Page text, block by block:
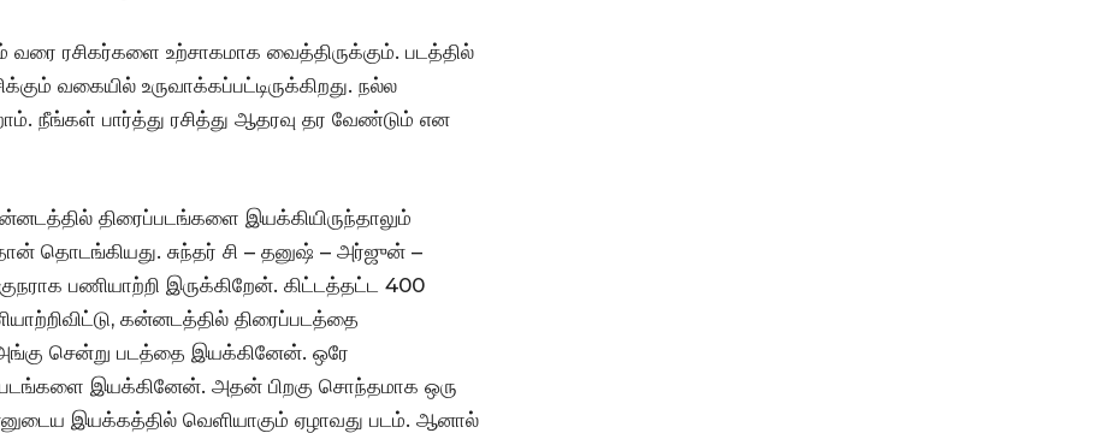
வரை ரசிகர்களை உற்சாகமாக வைத்திருக்கும். படத்தில்
வகையில் உருவாக்கப்பட்டிருக்கிறது. நல்ல
நீங்கள் பார்த்து ரசித்து ஆதரவு தர வேண்டும் என
திரைப்படங்களை இயக்கியிருந்தாலும்
தொடங்கியது. சுந்தர் சி – தனுஷ் – அர்ஜுன் –
பணியாற்றி இருக்கிறேன். கிட்டத்தட்ட 400
கன்னடத்தில் திரைப்படத்தை
சென்று படத்தை இயக்கினேன். ஒரே
இயக்கினேன். அதன் பிறகு சொந்தமாக ஒரு
இயக்கத்தில் வெளியாகும் ஏழாவது படம். ஆனால்